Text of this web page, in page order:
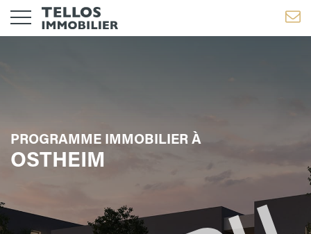
PROGRAMME IMMOBILIER À
OSTHEIM